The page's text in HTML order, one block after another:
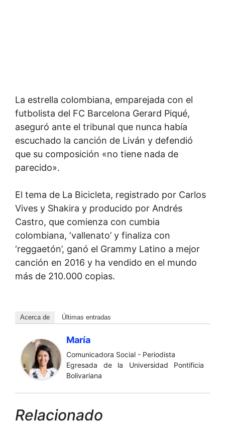
La estrella colombiana, emparejada con el
futbolista del FC Barcelona Gerard Piqué,
aseguró ante el tribunal que nunca había
escuchado la canción de Liván y defendió
que su composición «no tiene nada de
parecido».
El tema de La Bicicleta, registrado por Carlos
Vives y Shakira y producido por Andrés
Castro, que comienza con cumbia
colombiana, ‘vallenato’ y finaliza con
‘reggaetón’, ganó el Grammy Latino a mejor
canción en 2016 y ha vendido en el mundo
más de 210.000 copias.
Acerca de Últimas entradas
María
Comunicadora Social - Periodista
Egresada de la Universidad Pontificia
Bolivariana
Relacionado